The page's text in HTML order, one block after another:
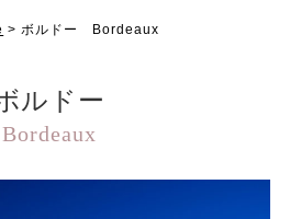
ボルドー Bordeaux
ルドー
Bordeaux